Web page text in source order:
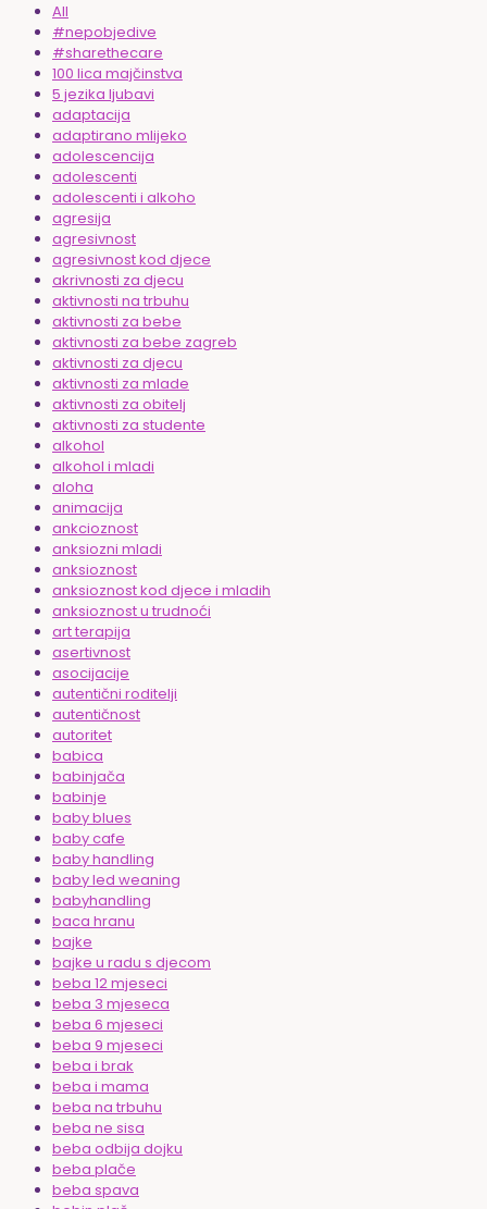
All
#nepobjedive
#sharethecare
100 lica majčinstva
5 jezika ljubavi
adaptacija
adaptirano mlijeko
adolescencija
adolescenti
adolescenti i alkoho
agresija
agresivnost
agresivnost kod djece
akrivnosti za djecu
aktivnosti na trbuhu
aktivnosti za bebe
aktivnosti za bebe zagreb
aktivnosti za djecu
aktivnosti za mlade
aktivnosti za obitelj
aktivnosti za studente
alkohol
alkohol i mladi
aloha
animacija
ankcioznost
anksiozni mladi
anksioznost
anksioznost kod djece i mladih
anksioznost u trudnoći
art terapija
asertivnost
asocijacije
autentični roditelji
autentičnost
autoritet
babica
babinjača
babinje
baby blues
baby cafe
baby handling
baby led weaning
babyhandling
baca hranu
bajke
bajke u radu s djecom
beba 12 mjeseci
beba 3 mjeseca
beba 6 mjeseci
beba 9 mjeseci
beba i brak
beba i mama
beba na trbuhu
beba ne sisa
beba odbija dojku
beba plače
beba spava